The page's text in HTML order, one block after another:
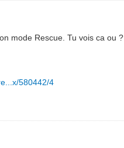
mode Rescue. Tu vois ca ou ?
580442/4